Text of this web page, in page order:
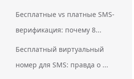
Бесплатные vs платные SMS-
верификация: почему 8...
Бесплатный виртуальный
номер для SMS: правда о ...